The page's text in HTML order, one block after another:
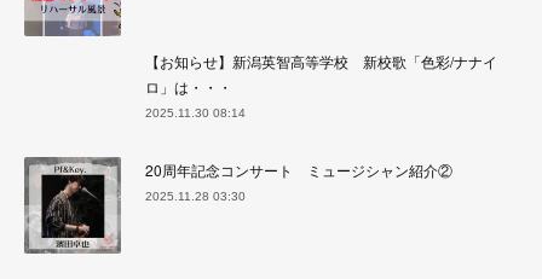
【お知らせ】新潟英智高等学校 新校歌「色彩/ナナイ
ロ」は・・・
2025.11.30 08:14
20周年記念コンサート ミュージシャン紹介②
2025.11.28 03:30